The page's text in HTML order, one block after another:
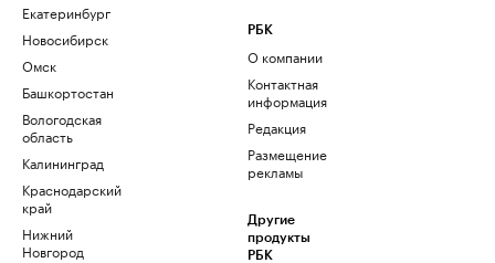
Екатеринбург
Новосибирск
Омск
Башкортостан
Вологодская
область
Калининград
Краснодарский
край
Нижний
Новгород
РБК
О компании
Контактная
информация
Редакция
Размещение
рекламы
Другие
продукты
РБК